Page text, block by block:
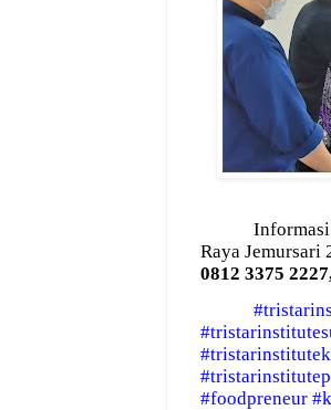
Raya Jemursari
0812 3375
#foodpreneur